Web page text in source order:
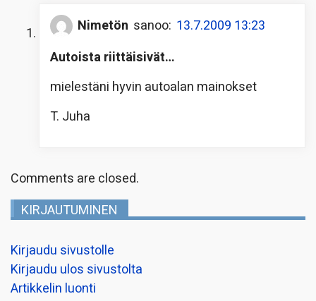
Nimetön sanoo: 13.7.2009 13:23
Autoista riittäisivät…
mielestäni hyvin autoalan mainokset
T. Juha
Comments are closed.
KIRJAUTUMINEN
Kirjaudu sivustolle
Kirjaudu ulos sivustolta
Artikkelin luonti